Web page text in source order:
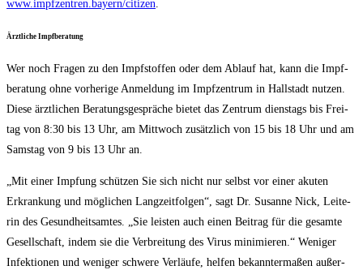
www.impfzentren.bayern/citizen
Ärzt­li­che Impfberatung
Wer noch Fra­gen zu den Impf­stof­fen oder dem Ablauf hat, kann die Impf­
be­ra­tung ohne vor­he­ri­ge Anmel­dung im Impf­zen­trum in Hall­stadt nut­zen.
Die­se ärzt­li­chen Bera­tungs­ge­sprä­che bie­tet das Zen­trum diens­tags bis Frei­
tag von 8:30 bis 13 Uhr, am Mitt­woch zusätz­lich von 15 bis 18 Uhr und am
Sams­tag von 9 bis 13 Uhr an.
„Mit einer Imp­fung schüt­zen Sie sich nicht nur selbst vor einer aku­ten
Erkran­kung und mög­li­chen Lang­zeit­fol­gen“, sagt Dr. Susan­ne Nick, Lei­te­
rin des Gesund­heits­am­tes. „Sie leis­ten auch einen Bei­trag für die gesam­te
Gesell­schaft, indem sie die Ver­brei­tung des Virus mini­mie­ren.“ Weni­ger
Infek­tio­nen und weni­ger schwe­re Ver­läu­fe, hel­fen bekann­ter­ma­ßen außer­